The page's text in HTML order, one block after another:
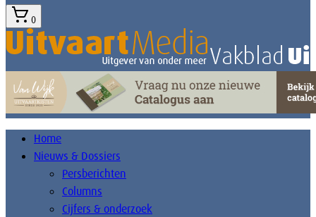
0
Home
Nieuws & Dossiers
Persberichten
Columns
Cijfers & onderzoek